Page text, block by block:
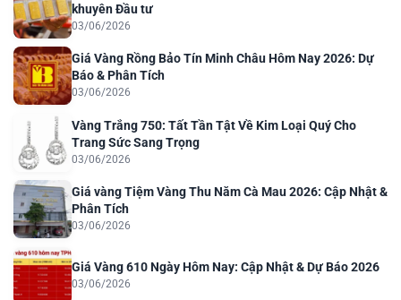
khuyên Đầu tư
03/06/2026
Giá Vàng Rồng Bảo Tín Minh Châu Hôm Nay 2026: Dự
Báo & Phân Tích
03/06/2026
Vàng Trắng 750: Tất Tần Tật Về Kim Loại Quý Cho
Trang Sức Sang Trọng
03/06/2026
Giá vàng Tiệm Vàng Thu Năm Cà Mau 2026: Cập Nhật &
Phân Tích
03/06/2026
Giá Vàng 610 Ngày Hôm Nay: Cập Nhật & Dự Báo 2026
03/06/2026